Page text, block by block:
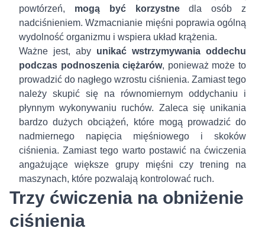
powtórzeń, mogą być korzystnedla osób z
nadciśnieniem. Wzmacnianie mięśni poprawia ogólną
wydolność organizmu i wspiera układ krążenia.
Ważne jest, aby unikać wstrzymywania oddechu
podczas podnoszenia ciężarów, ponieważ może to
prowadzić do nagłego wzrostu ciśnienia. Zamiast tego
należy skupić się na równomiernym oddychaniu i
płynnym wykonywaniu ruchów. Zaleca się unikania
bardzo dużych obciążeń, które mogą prowadzić do
nadmiernego napięcia mięśniowego i skoków
ciśnienia. Zamiast tego warto postawić na ćwiczenia
angażujące większe grupy mięśni czy trening na
maszynach, które pozwalają kontrolować ruch.
Trzy ćwiczenia na obniżenie
ciśnienia